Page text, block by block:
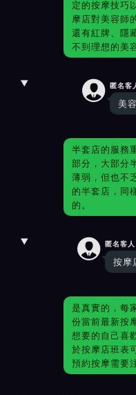
定的按摩技巧
摩店對美容師
還有紅牌、隱
不到理想的美
 匿名客
美
半套店的服務
部分，大部分
薄弱，但也不
的半套店，同
的。
 匿名客人
按摩
是真實的，每
份當前最新按
想要的自己喜
於按摩店班表
預約按摩需要